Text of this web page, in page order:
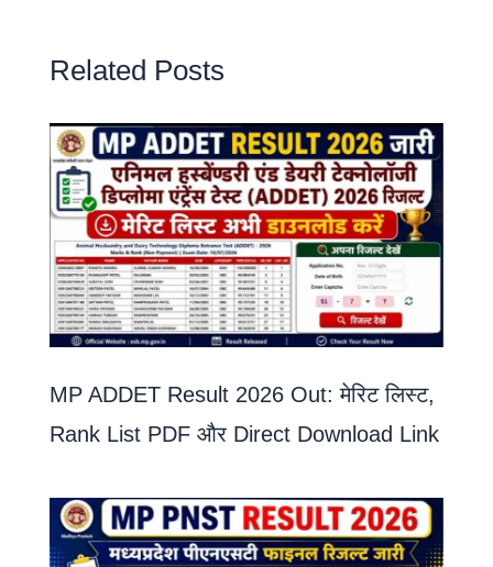
Related Posts
MP ADDET Result 2026 Out: मेरिट लिस्ट,
Rank List PDF और Direct Download Link